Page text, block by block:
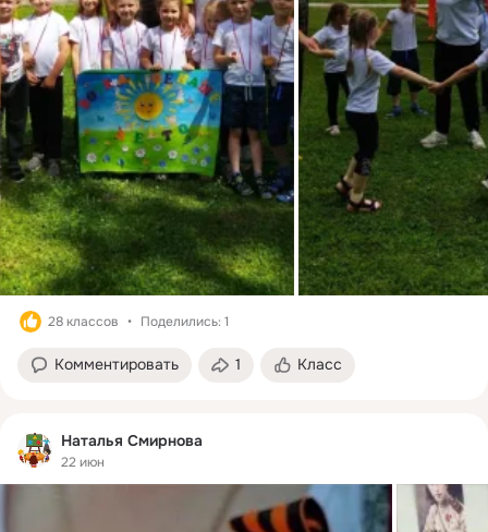
28 классов Поделились: 1
Комментировать 1 Класс
Наталья Смирнова
22 июн